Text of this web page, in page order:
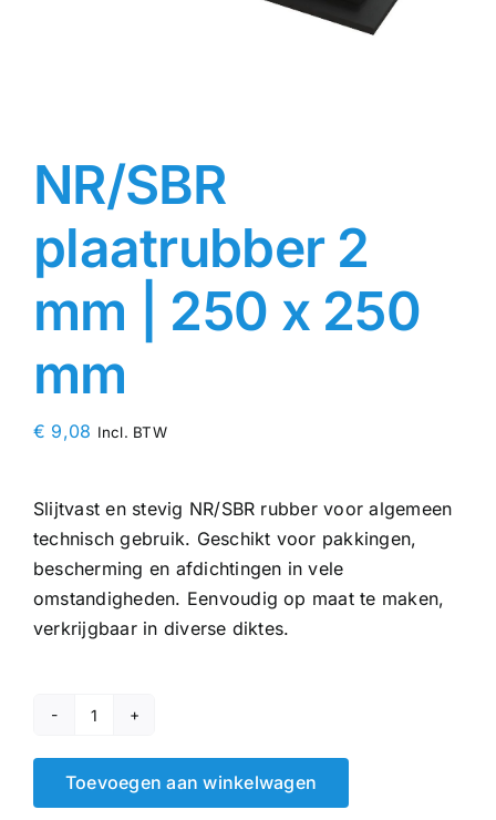
Winkelmand
NR/SBR
plaatrubber 2
mm | 250 x 250
mm
€ 9,08 Incl. BTW
Slijtvast en stevig NR/SBR rubber voor algemeen
technisch gebruik. Geschikt voor pakkingen,
bescherming en afdichtingen in vele
omstandigheden. Eenvoudig op maat te maken,
verkrijgbaar in diverse diktes.
NR/SBR
plaatrubber
2
Toevoegen aan winkelwagen